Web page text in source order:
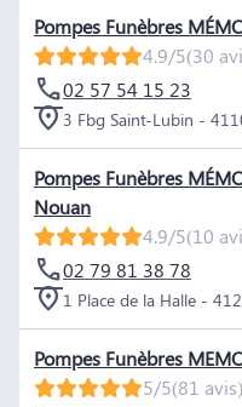
Pompes Funèbres
4.9/5(30
02 57 54 15 23
3 Fbg Saint-Lubin -
Pompes Funèbres
Nouan
4.9/5(10
02 79 81 38 78
1 Place de la Halle -
Pompes Funèbres
5/5(81 avis)